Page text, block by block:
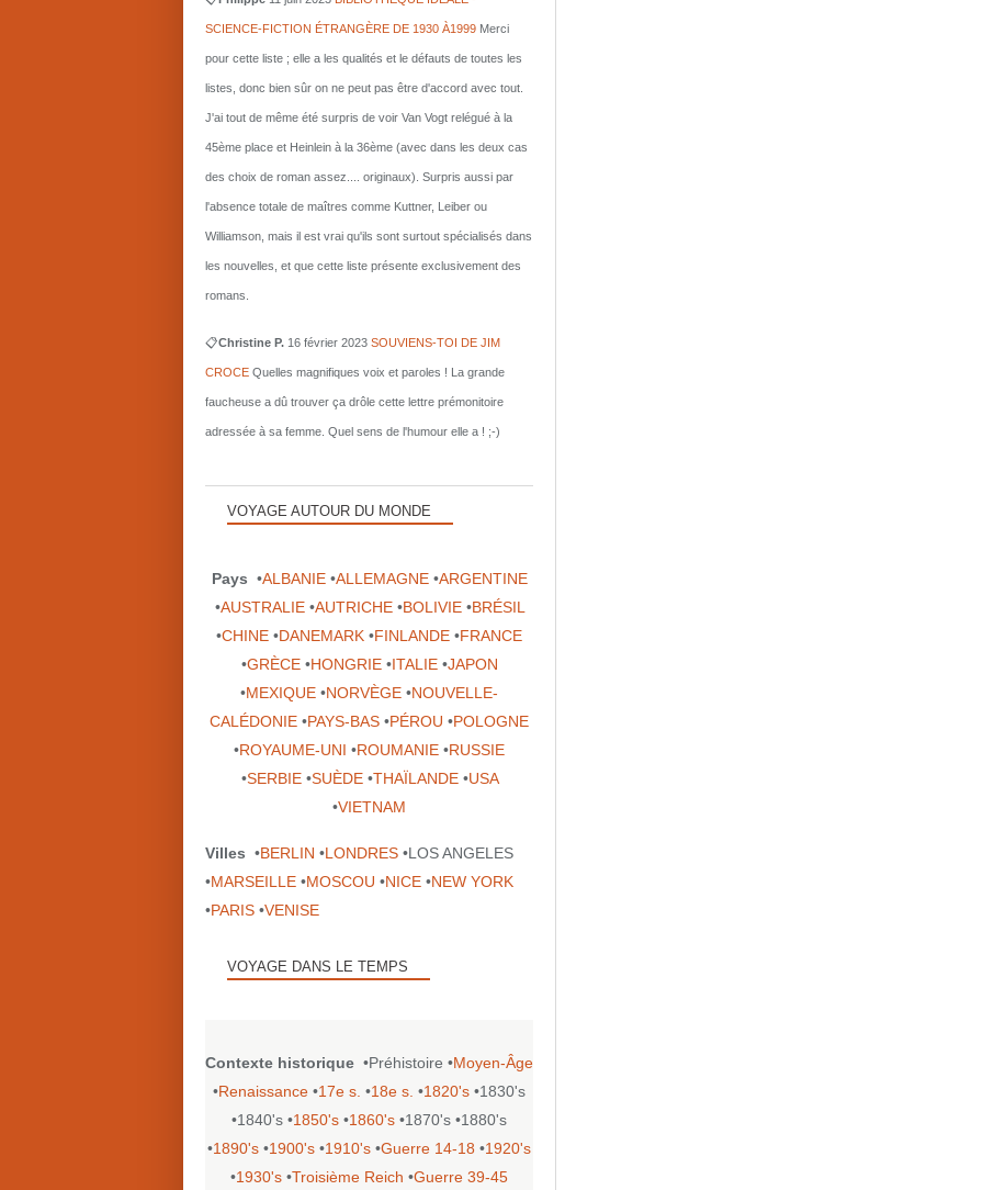
SCIENCE-FICTION ÉTRANGÈRE DE 1930 À1999 Merci
pour cette liste ; elle a les qualités et le défauts de toutes les
listes, donc bien sûr on ne peut pas être d'accord avec tout.
J'ai tout de même été surpris de voir Van Vogt relégué à la
45ème place et Heinlein à la 36ème (avec dans les deux cas
des choix de roman assez.... originaux). Surpris aussi par
l'absence totale de maîtres comme Kuttner, Leiber ou
Williamson, mais il est vrai qu'ils sont surtout spécialisés dans
les nouvelles, et que cette liste présente exclusivement des
romans.
📋Christine P. 16 février 2023 SOUVIENS-TOI DE JIM
CROCE Quelles magnifiques voix et paroles ! La grande
faucheuse a dû trouver ça drôle cette lettre prémonitoire
adressée à sa femme. Quel sens de l'humour elle a ! ;-)
VOYAGE AUTOUR DU MONDE
Pays •ALBANIE•ALLEMAGNE•ARGENTINE
•AUSTRALIE•AUTRICHE•BOLIVIE•BRÉSIL
•CHINE •DANEMARK •FINLANDE •FRANCE
•GRÈCE•HONGRIE•ITALIE•JAPON
•MEXIQUE •NORVÈGE •NOUVELLE-
CALÉDONIE •PAYS-BAS •PÉROU •POLOGNE
•ROYAUME-UNI •ROUMANIE •RUSSIE
•SERBIE•SUÈDE•THAÏLANDE•USA
•VIETNAM
Villes •BERLIN •LONDRES •LOS ANGELES
•MARSEILLE •MOSCOU •NICE •NEW YORK
•PARIS •VENISE
VOYAGE DANS LE TEMPS
Contexte historique •Préhistoire •Moyen-Âge
•Renaissance •17e s. •18e s. •1820's •1830's
•1840's •1850's •1860's •1870's •1880's
•1890's •1900's •1910's •Guerre 14-18 •1920's
•1930's •Troisième Reich •Guerre 39-45